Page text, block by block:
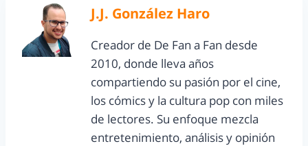
J.J. González Haro
Creador de De Fan a Fan desde
2010, donde lleva años
compartiendo su pasión por el cine,
los cómics y la cultura pop con miles
de lectores. Su enfoque mezcla
entretenimiento, análisis y opinión